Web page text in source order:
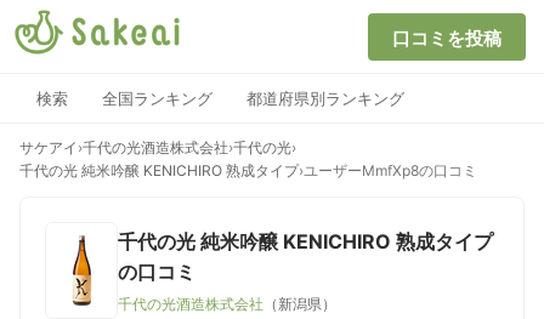
口コミを投稿
検索 全国ランキング 都道府県別ランキング
サケアイ ›千代の光酒造株式会社›千代の光›
千代の光 純米吟醸 KENICHIRO 熟成タイプ›ユーザーMmfXp8の口コミ
千代の光 純米吟醸 KENICHIRO 熟成タイプ
の口コミ
千代の光酒造株式会社 （新潟県）